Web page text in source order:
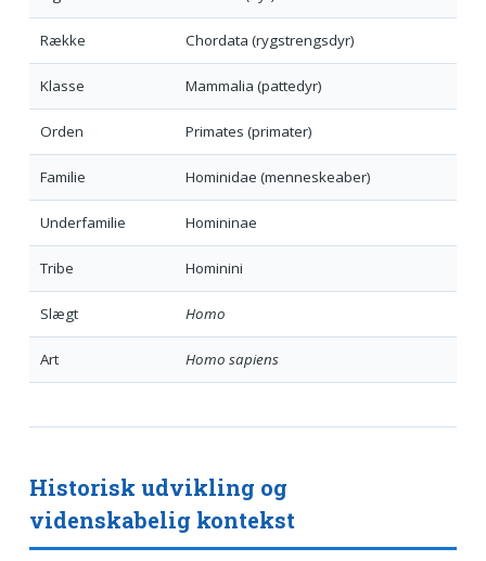
Række Chordata (rygstrengsdyr)
Klasse Mammalia (pattedyr)
Orden Primates (primater)
Familie Hominidae (menneskeaber)
Underfamilie Homininae
Tribe Hominini
Slægt Homo
Art Homo sapiens
Historisk udvikling og
videnskabelig kontekst